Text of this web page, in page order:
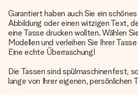
Garantiert haben auch Sie ein
Abbildung oder einen witzigen Text,
eine Tasse drucken wollten. Wählen
Modellen und verleihen Sie Ihrer
Eine echte Überraschung!
Die Tassen sind spülmaschinenfest,
lange von Ihrer eigenen, persönlichen